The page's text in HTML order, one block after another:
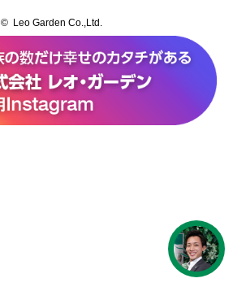
© Leo Garden Co.,Ltd.